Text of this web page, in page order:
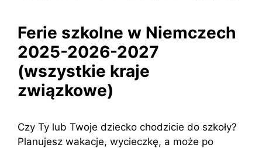
Ferie szkolne w Niemczech
2025-2026-2027
(wszystkie kraje
związkowe)
Czy Ty lub Twoje dziecko chodzicie do szkoły?
Planujesz wakacje, wycieczkę, a może po